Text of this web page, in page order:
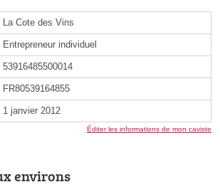
La Cote des Vins
Entrepreneur individuel
53916485500014
FR80539164855
1 janvier 2012
Éditer les informations de mon caviste
environs